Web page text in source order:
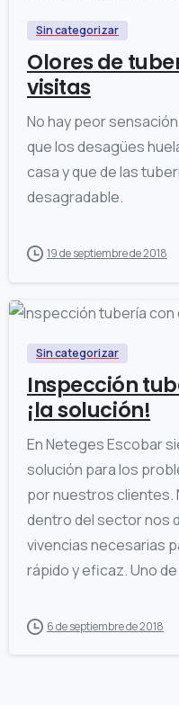
Sin categorizar
Olores de
visitas
No hay peor
que los desagües
casa y que de las
desagradable.
19 de septiembre de 2018
Sin categorizar
Inspección
¡la solución!
En Neteges Escobar
solución para los
por nuestros clientes.
dentro del sector nos
vivencias necesarias
rápido y eficaz. Uno
6 de septiembre de 2018